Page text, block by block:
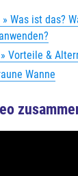
Was ist das?
Vorteile &
Wanne